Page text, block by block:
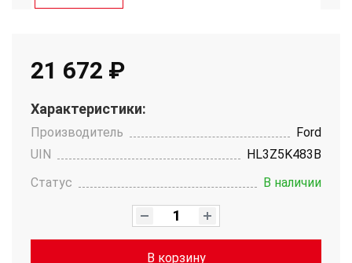
21 672 ₽
Характеристики:
Производитель
Ford
UIN
HL3Z5K483B
Статус
В наличии
В корзину